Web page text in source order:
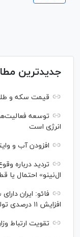
جدیدترین
قیمت سکه و طلا در ۱۸
توسعه
انرژی است
افزودن آب و
تردید درباره
ال‌نینو» احتمال یا
فائو: ایران
افزایش ۱۱ درصدی تولید در سال زراعی جدید
تقویت ارتباط